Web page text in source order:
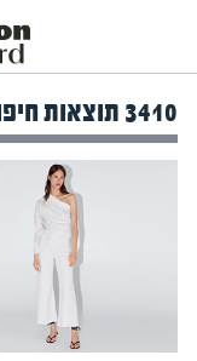
3410 תוצאות חיפוש עבור "חולצה"